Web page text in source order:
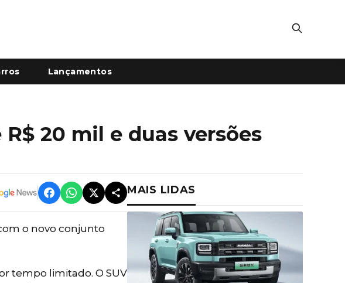
Lançamentos
20 mil e duas versões
o novo conjunto
tempo limitado. O SUV
MAIS LIDAS